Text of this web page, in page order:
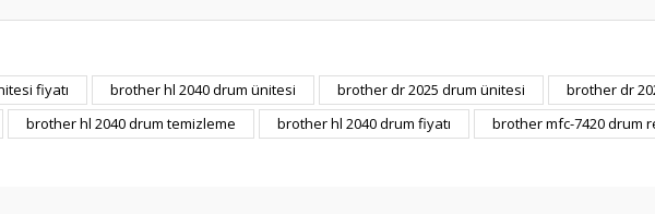
Bu ürüne daha önce yorum yapılmamış.
Bu ürün hakkında ilk yorumu yapın anında 5 TL. kazanın, 5 TL'nizi ilk alışverişinizde
fiyatı brother hl 2040 drum ünitesi brother dr 2025 drum ünitesi brother dr
brother hl 2040 drum temizleme brother hl 2040 drum fiyatı brother mfc-7420 drum